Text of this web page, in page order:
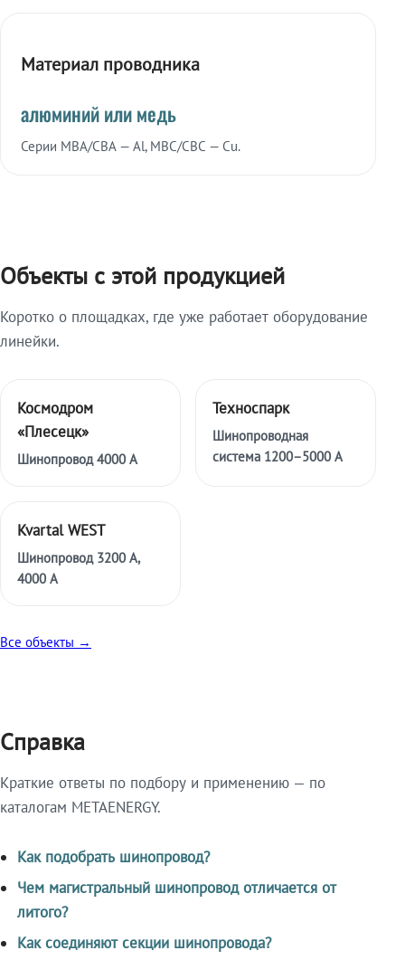
Материал проводника
алюминий или медь
Серии МВА/СВА — Al, МВС/СВС — Cu.
Объекты с этой продукцией
Коротко о площадках, где уже работает оборудование
линейки.
Космодром
«Плесецк»
Шинопровод 4000 А
Техноспарк
Шинопроводная
система 1200–5000 А
Kvartal WEST
Шинопровод 3200 А,
4000 А
Все объекты →
Справка
Краткие ответы по подбору и применению — по
каталогам METAENERGY.
Как подобрать шинопровод?
Чем магистральный шинопровод отличается от
литого?
Как соединяют секции шинопровода?